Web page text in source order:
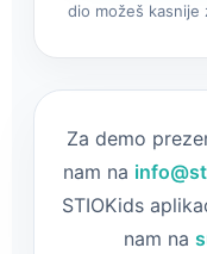
dio možeš kasnije
Za demo
nam na
STIOKids
nam na